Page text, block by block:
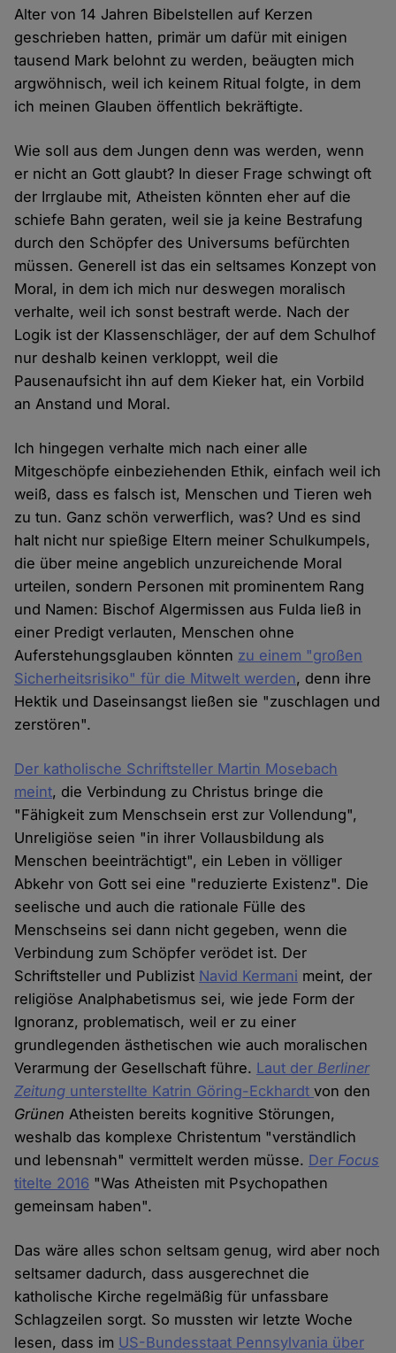
Alter von 14 Jahren Bibelstellen auf Kerzen
geschrieben hatten, primär um dafür mit einigen
tausend Mark belohnt zu werden, beäugten mich
argwöhnisch, weil ich keinem Ritual folgte, in dem
ich meinen Glauben öffentlich bekräftigte.
Wie soll aus dem Jungen denn was werden, wenn
er nicht an Gott glaubt? In dieser Frage schwingt oft
der Irrglaube mit, Atheisten könnten eher auf die
schiefe Bahn geraten, weil sie ja keine Bestrafung
durch den Schöpfer des Universums befürchten
müssen. Generell ist das ein seltsames Konzept von
Moral, in dem ich mich nur deswegen moralisch
verhalte, weil ich sonst bestraft werde. Nach der
Logik ist der Klassenschläger, der auf dem Schulhof
nur deshalb keinen verkloppt, weil die
Pausenaufsicht ihn auf dem Kieker hat, ein Vorbild
an Anstand und Moral.
Ich hingegen verhalte mich nach einer alle
Mitgeschöpfe einbeziehenden Ethik, einfach weil ich
weiß, dass es falsch ist, Menschen und Tieren weh
zu tun. Ganz schön verwerflich, was? Und es sind
halt nicht nur spießige Eltern meiner Schulkumpels,
die über meine angeblich unzureichende Moral
urteilen, sondern Personen mit prominentem Rang
und Namen: Bischof Algermissen aus Fulda ließ in
einer Predigt verlauten, Menschen ohne
Auferstehungsglauben könnten zu einem "großen
Sicherheitsrisiko" für die Mitwelt werden, denn ihre
Hektik und Daseinsangst ließen sie "zuschlagen und
zerstören".
Der katholische Schriftsteller Martin Mosebach
meint, die Verbindung zu Christus bringe die
"Fähigkeit zum Menschsein erst zur Vollendung",
Unreligiöse seien "in ihrer Vollausbildung als
Menschen beeinträchtigt", ein Leben in völliger
Abkehr von Gott sei eine "reduzierte Existenz". Die
seelische und auch die rationale Fülle des
Menschseins sei dann nicht gegeben, wenn die
Verbindung zum Schöpfer verödet ist. Der
Schriftsteller und Publizist Navid Kermani meint, der
religiöse Analphabetismus sei, wie jede Form der
Ignoranz, problematisch, weil er zu einer
grundlegenden ästhetischen wie auch moralischen
Verarmung der Gesellschaft führe. Laut der Berliner
Zeitung unterstellte Katrin Göring-Eckhardtvon den
Grünen Atheisten bereits kognitive Störungen,
weshalb das komplexe Christentum "verständlich
und lebensnah" vermittelt werden müsse. Der Focus
titelte 2016 "Was Atheisten mit Psychopathen
gemeinsam haben".
Das wäre alles schon seltsam genug, wird aber noch
seltsamer dadurch, dass ausgerechnet die
katholische Kirche regelmäßig für unfassbare
Schlagzeilen sorgt. So mussten wir letzte Woche
lesen, dass im US-Bundesstaat Pennsylvania über